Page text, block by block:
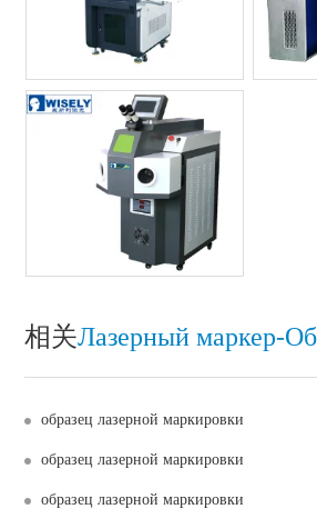
相关Лазерный маркер-
образец лазерной маркировки
образец лазерной маркировки
образец лазерной маркировки